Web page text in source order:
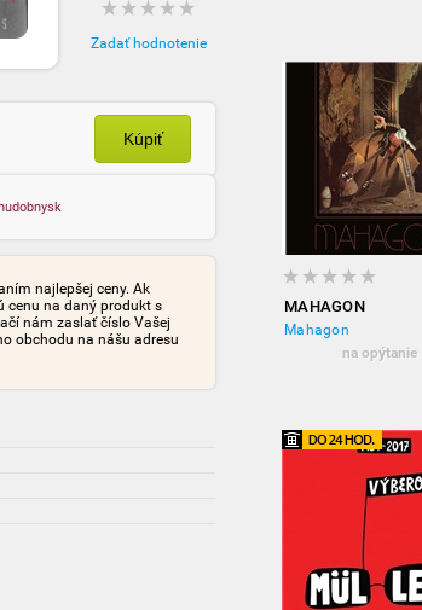
Zadať hodnotenie
Kúpiť
najlepšej ceny. Ak
cenu na daný produkt s
nám zaslať číslo Vašej
obchodu na nášu adresu
MAHAGON
Mahagon
na opýtanie